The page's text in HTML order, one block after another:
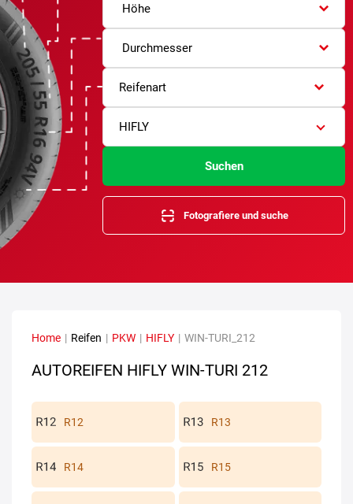
Höhe
Durchmesser
Reifenart
HIFLY
Suchen
Fotografiere und suche
Home | Reifen | PKW | HIFLY | WIN-TURI_212
AUTOREIFEN HIFLY WIN-TURI 212
R12 R13
R14 R15